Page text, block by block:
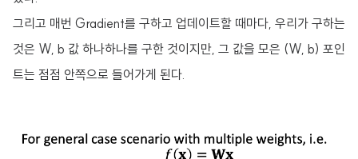
그리고 매번 Gradient를 구하고 업데이트할 때마다, 우리가 구하는
것은 W, b 값 하나하나를 구한 것이지만, 그 값을 모은 (W, b) 포인
트는 점점 안쪽으로 들어가게 된다.